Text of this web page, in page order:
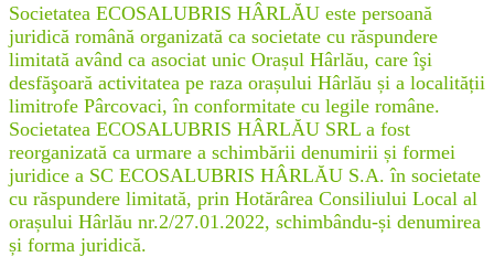
Societatea ECOSALUBRIS HÂRLĂU este persoană
juridică română organizată ca societate cu răspundere
limitată având ca asociat unic Orașul Hârlău, care îşi
desfăşoară activitatea pe raza orașului Hârlău și a localității
limitrofe Pârcovaci, în conformitate cu legile române.
Societatea ECOSALUBRIS HÂRLĂU SRL a fost
reorganizată ca urmare a schimbării denumirii și formei
juridice a SC ECOSALUBRIS HÂRLĂU S.A. în societate
cu răspundere limitată, prin Hotărârea Consiliului Local al
orașului Hârlău nr.2/27.01.2022, schimbându-și denumirea
și forma juridică.